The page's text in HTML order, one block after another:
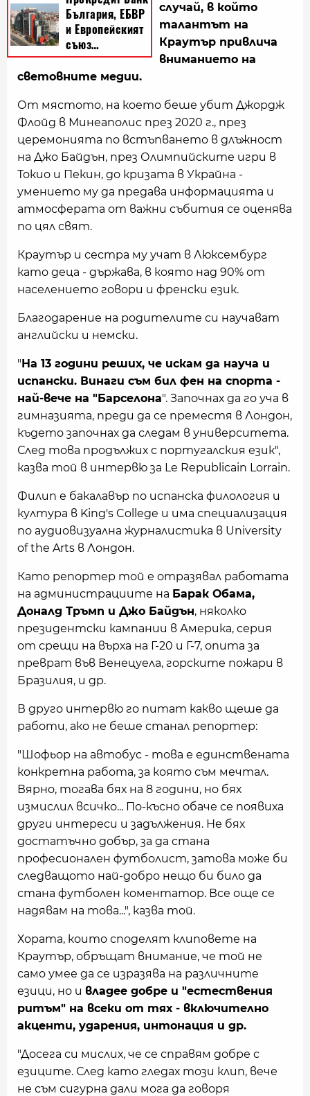
случай, в който
талантът на
Краутър привлича
вниманието на
световните медии.
От мястото, на което беше убит Джордж
Флойд в Минеаполис през 2020 г., през
церемонията по встъпването в длъжност
на Джо Байдън, през Олимпийските игри в
Токио и Пекин, до кризата в Украйна -
умението му да предава информацията и
атмосферата от важни събития се оценява
по цял свят.
Краутър и сестра му учат в Люксембург
като деца - държава, в която над 90% от
населението говори и френски език.
Благодарение на родителите си научават
английски и немски.
"На 13 години реших, че искам да науча и
испански. Винаги съм бил фен на спорта -
най-вече на "Барселона". Започнах да го уча в
гимназията, преди да се преместя в Лондон,
където започнах да следам в университета.
След това продължих с португалския език",
казва той в интервю за Le Republicain Lorrain.
Филип е бакалавър по испанска филология и
култура в King's College и има специализация
по аудиовизуална журналистика в University
of the Arts в Лондон.
Като репортер той е отразявал работата
на администрациите на Барак Обама,
Доналд Тръмп и Джо Байдън, няколко
президентски кампании в Америка, серия
от срещи на върха на Г-20 и Г-7, опита за
преврат във Венецуела, горските пожари в
Бразилия, и др.
В друго интервю го питат какво щеше да
работи, ако не беше станал репортер:
"Шофьор на автобус - това е единствената
конкретна работа, за която съм мечтал.
Вярно, тогава бях на 8 години, но бях
измислил всичко... По-късно обаче се появиха
други интереси и задължения. Не бях
достатъчно добър, за да стана
професионален футболист, затова може би
следващото най-добро нещо би било да
стана футболен коментатор. Все още се
надявам на това...", казва той.
Хората, които споделят клиповете на
Краутър, обръщат внимание, че той не
само умее да се изразява на различните
езици, но и владее добре и "естествения
ритъм" на всеки от тях - включително
акценти, ударения, интонация и др.
"Досега си мислих, че се справям добре с
езиците. След като гледах този клип, вече
не съм сигурна дали мога да говоря